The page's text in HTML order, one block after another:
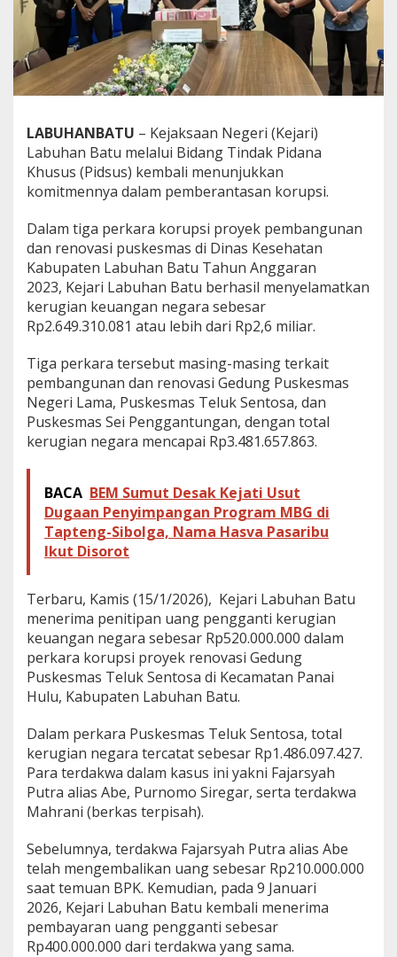
l
m
a
t
k
R
p
2
,
6
i
l
i
a
r
d
a
i
T
i
g
a
K
u
s
K
o
s
i
P
u
s
k
e
m
a
s
LABUHANBATU – Kejaksaan Negeri (Kejari)
Labuhan Batu melalui Bidang Tindak Pidana
Khusus (Pidsus) kembali menunjukkan
komitmennya dalam pemberantasan korupsi.
Dalam tiga perkara korupsi proyek pembangunan
dan renovasi puskesmas di Dinas Kesehatan
Kabupaten Labuhan Batu Tahun Anggaran
2023, Kejari Labuhan Batu berhasil menyelamatkan
kerugian keuangan negara sebesar
Rp2.649.310.081 atau lebih dari Rp2,6 miliar.
Tiga perkara tersebut masing-masing terkait
pembangunan dan renovasi Gedung Puskesmas
Negeri Lama, Puskesmas Teluk Sentosa, dan
Puskesmas Sei Penggantungan, dengan total
kerugian negara mencapai Rp3.481.657.863.
BACA BEM Sumut Desak Kejati Usut
Dugaan Penyimpangan Program MBG di
Tapteng-Sibolga, Nama Hasva Pasaribu
Ikut Disorot
Terbaru, Kamis (15/1/2026), Kejari Labuhan Batu
menerima penitipan uang pengganti kerugian
keuangan negara sebesar Rp520.000.000 dalam
perkara korupsi proyek renovasi Gedung
Puskesmas Teluk Sentosa di Kecamatan Panai
Hulu, Kabupaten Labuhan Batu.
Dalam perkara Puskesmas Teluk Sentosa, total
kerugian negara tercatat sebesar Rp1.486.097.427.
Para terdakwa dalam kasus ini yakni Fajarsyah
Putra alias Abe, Purnomo Siregar, serta terdakwa
Mahrani (berkas terpisah).
Sebelumnya, terdakwa Fajarsyah Putra alias Abe
telah mengembalikan uang sebesar Rp210.000.000
saat temuan BPK. Kemudian, pada 9 Januari
2026, Kejari Labuhan Batu kembali menerima
pembayaran uang pengganti sebesar
Rp400.000.000 dari terdakwa yang sama.